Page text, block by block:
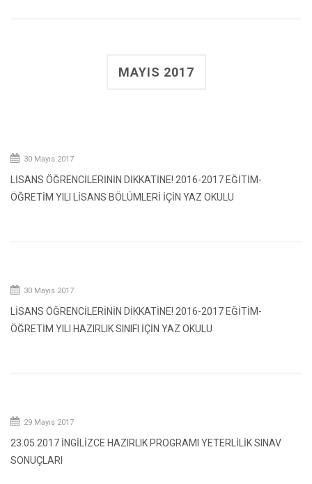
MAYIS 2017
30 Mayıs 2017
LİSANS ÖĞRENCİLERİNİN DİKKATİNE! 2016-2017 EĞİTİM-
ÖĞRETİM YILI LİSANS BÖLÜMLERİ İÇİN YAZ OKULU
30 Mayıs 2017
LİSANS ÖĞRENCİLERİNİN DİKKATİNE! 2016-2017 EĞİTİM-
ÖĞRETİM YILI HAZIRLIK SINIFI İÇİN YAZ OKULU
29 Mayıs 2017
23.05.2017 İNGİLİZCE HAZIRLIK PROGRAMI YETERLİLİK SINAV
SONUÇLARI